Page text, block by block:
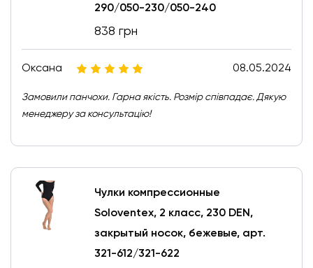
290/050-230/050-240
838 грн
Оксана 08.05.2024
Замовили панчохи. Гарна якість. Розмір співпадає. Дякую
менеджеру за консультацію!
Чулки компрессионные
Soloventex, 2 класс, 230 DEN,
закрытый носок, бежевые, арт.
321-612/321-622